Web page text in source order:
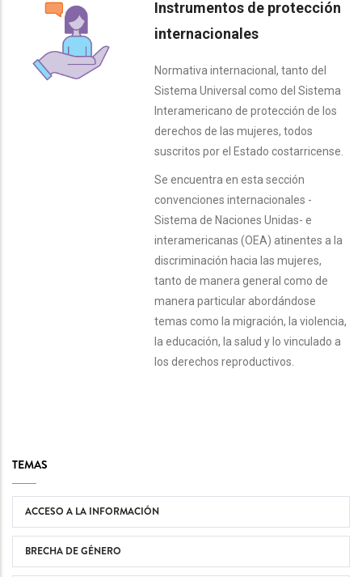
Instrumentos de protección
internacionales
Normativa internacional, tanto del
Sistema Universal como del Sistema
Interamericano de protección de los
derechos de las mujeres, todos
suscritos por el Estado costarricense.
Se encuentra en esta sección
convenciones internacionales -
Sistema de Naciones Unidas- e
interamericanas (OEA) atinentes a la
discriminación hacia las mujeres,
tanto de manera general como de
manera particular abordándose
temas como la migración, la violencia,
la educación, la salud y lo vinculado a
los derechos reproductivos.
TEMAS
ACCESO A LA INFORMACIÓN
BRECHA DE GÉNERO